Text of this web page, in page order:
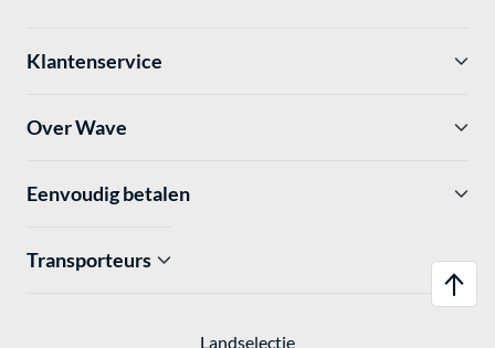
Klantenservice
Over Wave
Eenvoudig betalen
Transporteurs
Landselectie